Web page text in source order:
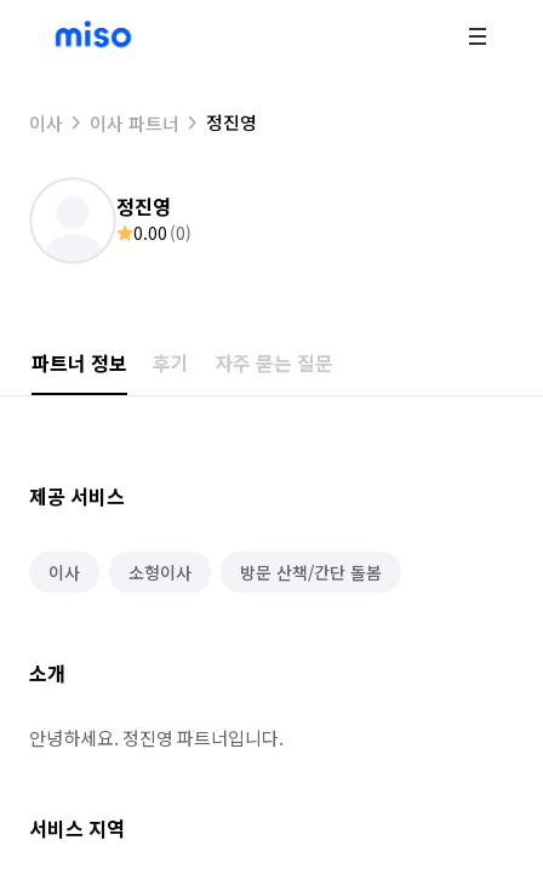
이사 이사 파트너 정진영
정진영
0.00 (0)
파트너 정보 후기 자주 묻는 질문
제공 서비스
이사 소형이사 방문 산책/간단 돌봄
소개
안녕하세요. 정진영 파트너입니다.
서비스 지역